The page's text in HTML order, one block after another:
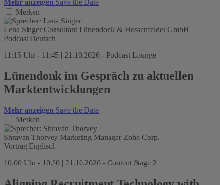
Mehr anzeigen Save the Date
Merken
Lena Singer Consultant Lünendonk & Hossenfelder GmbH
Podcast Deutsch
11:15 Uhr - 11:45 | 21.10.2026 - Podcast Lounge
Lünendonk im Gespräch zu aktuellen
Marktentwicklungen
Mehr anzeigen Save the Date
Merken
Shravan Thorvey Marketing Manager Zoho Corp.
Vortrag Englisch
10:00 Uhr - 10:30 | 21.10.2026 - Content Stage 2